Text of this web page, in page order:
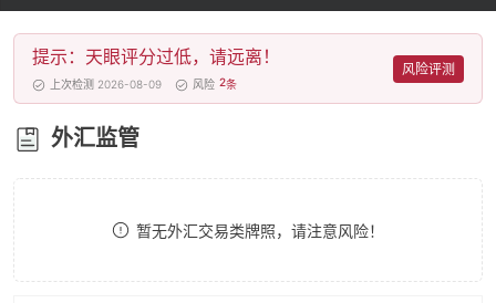
4
5
6
7
94
5
6
7
提示：天眼评分过低，请远离！
上次检测 2026-08-09 风险 2条
风险评测
外汇监管
暂无外汇交易类牌照，请注意风险！